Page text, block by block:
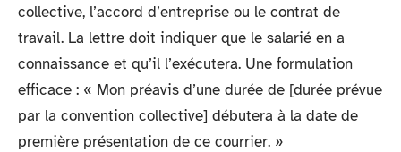
collective, l’accord d’entreprise ou le contrat de
travail. La lettre doit indiquer que le salarié en a
connaissance et qu’il l’exécutera. Une formulation
efficace : « Mon préavis d’une durée de [durée prévue
par la convention collective] débutera à la date de
première présentation de ce courrier. »